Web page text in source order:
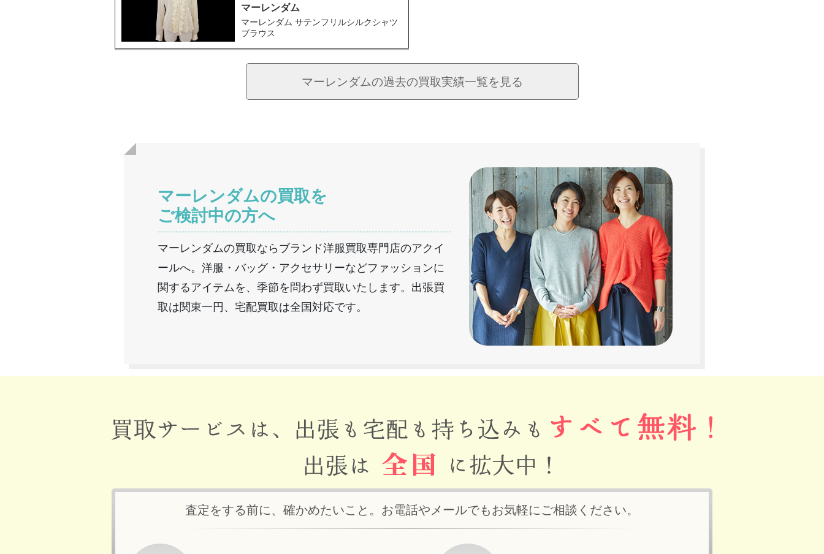
マーレンダム
マーレンダム サテンフリルシルクシャツ
ブラウス
マーレンダムの過去の買取実績一覧を見る
マーレンダムの買取を
ご検討中の方へ
マーレンダムの買取ならブランド洋服買取専門店のアクイ
ールへ。洋服・バッグ・アクセサリーなどファッションに
関するアイテムを、季節を問わず買取いたします。出張買
取は関東一円、宅配買取は全国対応です。
査定をする前に、確かめたいこと。お電話やメールでもお気軽にご相談ください。